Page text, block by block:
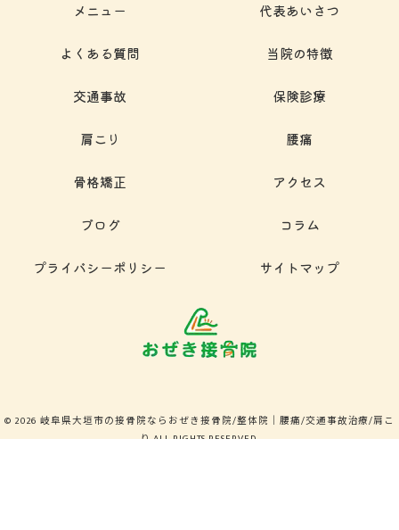
メニュー 代表あいさつ
よくある質問 当院の特徴
交通事故 保険診療
肩こり 腰痛
骨格矯正 アクセス
ブログ コラム
プライバシーポリシー サイトマップ
© 2026 岐阜県大垣市の接骨院ならおぜき接骨院/整体院｜腰痛/交通事故治療/肩こ
り ALL RIGHTS RESERVED.